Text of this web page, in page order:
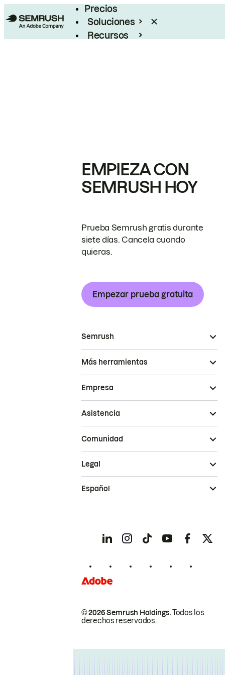
Precios
Soluciones
Recursos
EMPIEZA CON
SEMRUSH HOY
Prueba Semrush gratis durante
siete días. Cancela cuando
quieras.
Empezar prueba gratuita
Semrush
Más herramientas
Empresa
Asistencia
Comunidad
© 2026 Semrush Holdings.Todos los
derechos reservados.
Legal
Español